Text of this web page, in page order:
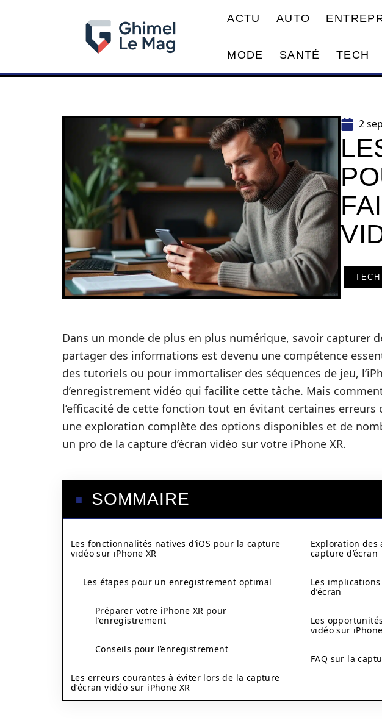
ACTU AUTO
MODE SANTÉ TECH
2
TECH
Dans un monde de plus en plus numérique, savoir capturer
partager des informations est devenu une compétence
des tutoriels ou pour immortaliser des séquences de jeu,
d’enregistrement vidéo qui facilite cette tâche. Mais
l’efficacité de cette fonction tout en évitant certaines erreurs
une exploration complète des options disponibles et de
un pro de la capture d’écran vidéo sur votre iPhone XR.
SOMMAIRE
Les fonctionnalités natives d’iOS pour la capture
vidéo sur iPhone XR
Les étapes pour un enregistrement optimal
Préparer votre iPhone XR pour
l’enregistrement
Conseils pour l’enregistrement
Les erreurs courantes à éviter lors de la capture
d’écran vidéo sur iPhone XR
Exploration
capture d’écran
Les
d’écran
Les
vidéo sur
FAQ sur la